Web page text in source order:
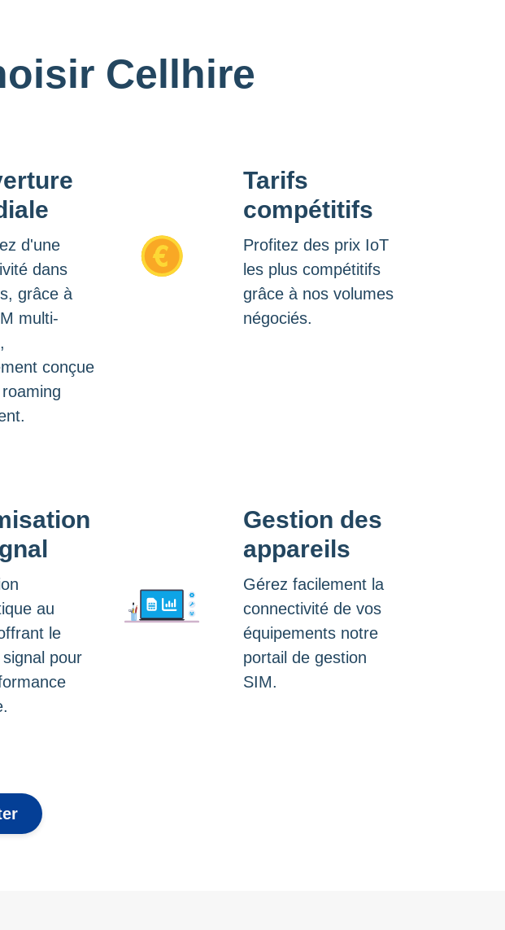
Cellhire
d'une
dans
grâce à
multi-
conçue
Tarifs
compétitifs
Profitez des prix IoT
les plus compétitifs
grâce à nos volumes
négociés.
au
le
pour
Gestion des
appareils
Gérez facilement la
connectivité de vos
équipements notre
portail de gestion
SIM.